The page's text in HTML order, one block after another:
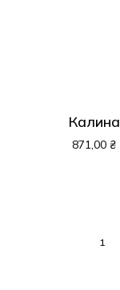
Калина
871,00 ₴
1